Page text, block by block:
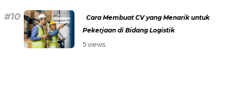
Cara Membuat CV yang Menarik untuk
Pekerjaan di Bidang Logistik
5 views